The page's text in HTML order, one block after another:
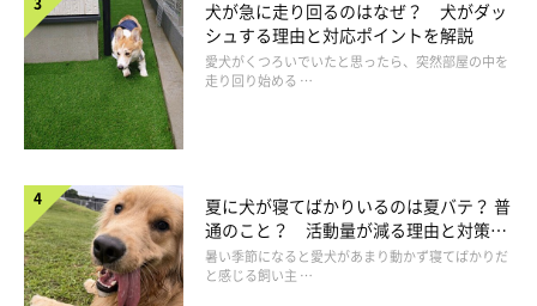
いぬのきもち投稿写真ギャラリー
大型犬を飼っている飼い主さんに、「大型犬を飼って驚いたこ
声が寄せられました。犬種ごとにご紹介します。
「ラブラドール・レトリーバー」飼育経験者の声
犬が急に走り回るのはなぜ？ 犬がダッ
シュする理由と対応ポイントを解説
愛犬がくつろいでいたと思ったら、突然部屋の中を
走り回り始める …
夏に犬が寝てばかりいるのは夏バテ？ 普
通のこと？ 活動量が減る理由と対策と
は
暑い季節になると愛犬があまり動かず寝てばかりだ
と感じる飼い主 …